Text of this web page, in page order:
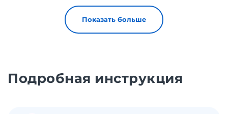
Показать больше
Подробная инструкция